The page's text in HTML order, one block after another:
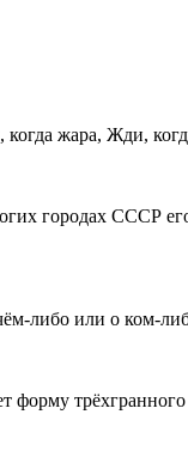
жара, Жди,
городах СССР
либо или о ком-